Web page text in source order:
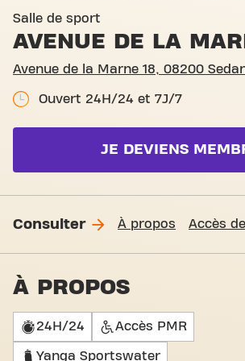
Salle de sport
AVENUE DE LA
Avenue de la Marne 18, 08200
Ouvert 24H/24 et 7J/7
JE DEVIENS
Consulter À propos Accès
À PROPOS
24H/24 Accès PMR
Yanga Sportswater